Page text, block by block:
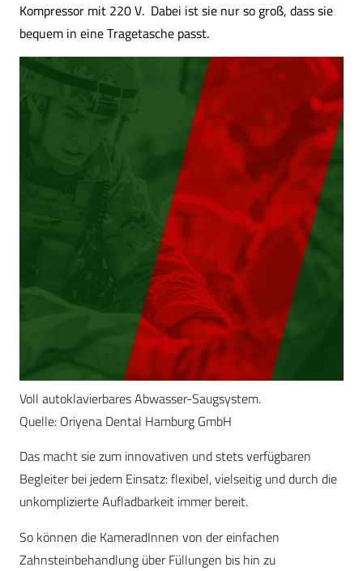
Kompressor mit 220 V. Dabei ist sie nur so groß, dass sie
bequem in eine Tragetasche passt.
Voll autoklavierbares Abwasser-Saugsystem.
Quelle: Oriyena Dental Hamburg GmbH
Das macht sie zum innovativen und stets verfügbaren
Begleiter bei jedem Einsatz: flexibel, vielseitig und durch die
unkomplizierte Aufladbarkeit immer bereit.
So können die KameradInnen von der einfachen
Zahnsteinbehandlung über Füllungen bis hin zu